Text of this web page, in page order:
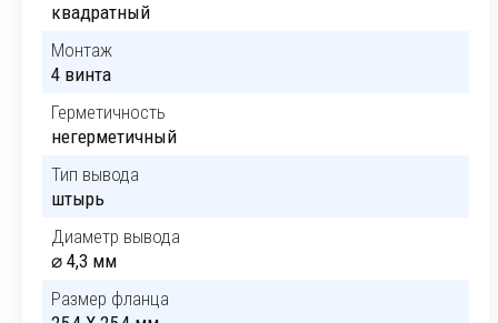
квадратный
Монтаж
4 винта
Герметичность
негерметичный
Тип вывода
штырь
Диаметр вывода
⌀ 4,3 мм
Размер фланца